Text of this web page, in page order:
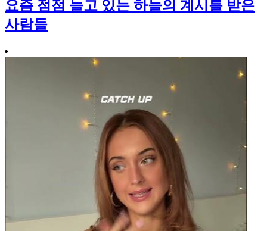
요즘 점점 늘고 있는 하늘의 계시를 받은
사람들